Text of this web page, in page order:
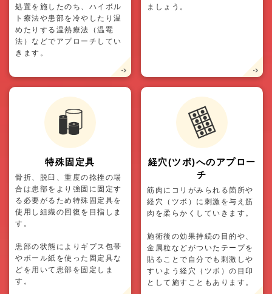
処置を施したのち、ハイボル
ト療法や患部を冷やしたり温
めたりする温熱療法（温罨
法）などでアプローチしてい
きます。
ましょう。
特殊固定具
骨折、脱臼、重度の捻挫の場
合は患部をより強固に固定す
る必要がるため特殊固定具を
使用し組織の回復を目指しま
す。
患部の状態によりギプス包帯
やボール紙を使った固定具な
どを用いて患部を固定しま
す。
経穴(ツボ)へのアプロー
チ
筋肉にコリがみられる箇所や
経穴（ツボ）に刺激を与え筋
肉を柔らかくしていきます。
施術後の効果持続の目的や、
金属粒などがついたテープを
貼ることで自分でも刺激しや
すいよう経穴（ツボ）の目印
として施すこともあります。